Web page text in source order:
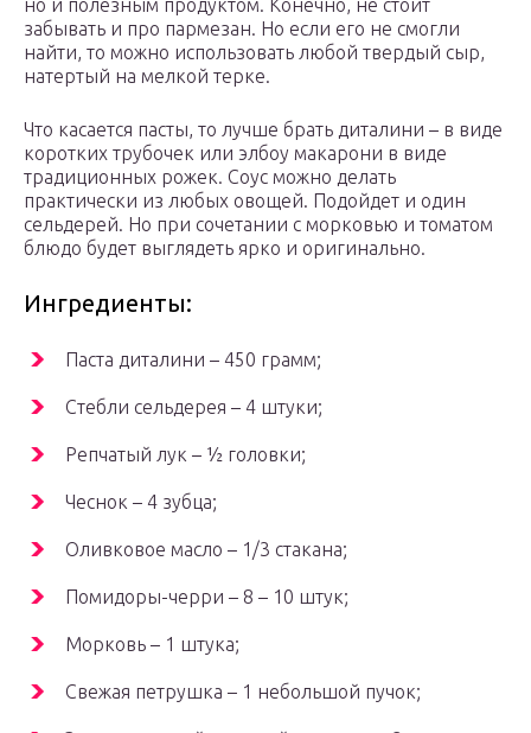
но и полезным продуктом. Конечно, не стоит
забывать и про пармезан. Но если его не смогли
найти, то можно использовать любой твердый сыр,
натертый на мелкой терке.
Что касается пасты, то лучше брать диталини – в виде
коротких трубочек или элбоу макарони в виде
традиционных рожек. Соус можно делать
практически из любых овощей. Подойдет и один
сельдерей. Но при сочетании с морковью и томатом
блюдо будет выглядеть ярко и оригинально.
Ингредиенты:
Паста диталини – 450 грамм;
Стебли сельдерея – 4 штуки;
Репчатый лук – ½ головки;
Чеснок – 4 зубца;
Оливковое масло – 1/3 стакана;
Помидоры-черри – 8 – 10 штук;
Морковь – 1 штука;
Свежая петрушка – 1 небольшой пучок;